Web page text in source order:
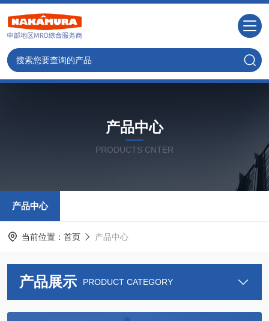
产品中心
PRODUCTS CNTER
产品中心
当前位置： 首页 产品中心
产品展示 PRODUCT CATEGORY